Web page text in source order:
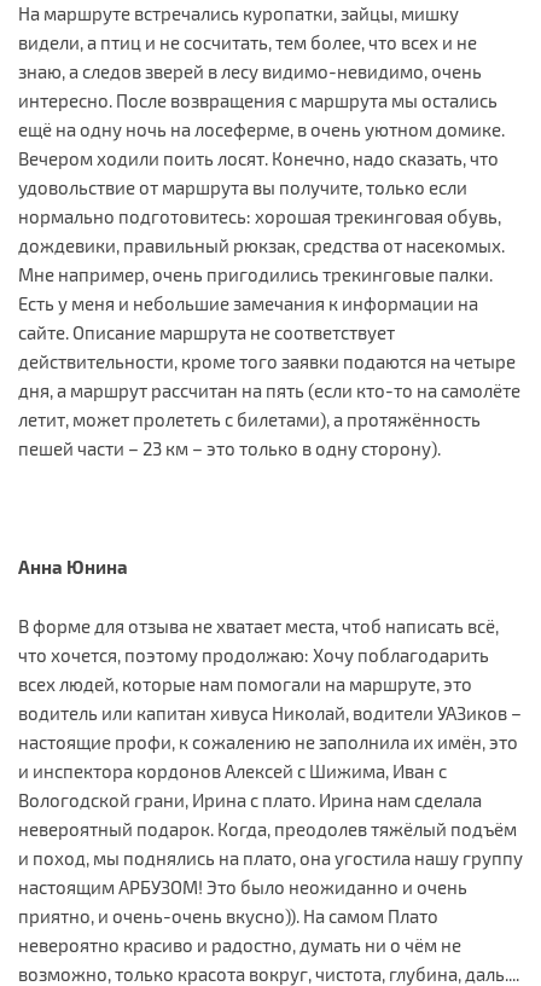
На маршруте встречались куропатки, зайцы, мишку
видели, а птиц и не сосчитать, тем более, что всех и не
знаю, а следов зверей в лесу видимо-невидимо, очень
интересно. После возвращения с маршрута мы остались
ещё на одну ночь на лосеферме, в очень уютном домике.
Вечером ходили поить лосят. Конечно, надо сказать, что
удовольствие от маршрута вы получите, только если
нормально подготовитесь: хорошая трекинговая обувь,
дождевики, правильный рюкзак, средства от насекомых.
Мне например, очень пригодились трекинговые палки.
Есть у меня и небольшие замечания к информации на
сайте. Описание маршрута не соответствует
действительности, кроме того заявки подаются на четыре
дня, а маршрут рассчитан на пять (если кто-то на самолёте
летит, может пролететь с билетами), а протяжённость
пешей части – 23 км – это только в одну сторону).
Анна Юнина
В форме для отзыва не хватает места, чтоб написать всё,
что хочется, поэтому продолжаю: Хочу поблагодарить
всех людей, которые нам помогали на маршруте, это
водитель или капитан хивуса Николай, водители УАЗиков –
настоящие профи, к сожалению не заполнила их имён, это
и инспектора кордонов Алексей с Шижима, Иван с
Вологодской грани, Ирина с плато. Ирина нам сделала
невероятный подарок. Когда, преодолев тяжёлый подъём
и поход, мы поднялись на плато, она угостила нашу группу
настоящим АРБУЗОМ! Это было неожиданно и очень
приятно, и очень-очень вкусно)). На самом Плато
невероятно красиво и радостно, думать ни о чём не
возможно, только красота вокруг, чистота, глубина, даль....